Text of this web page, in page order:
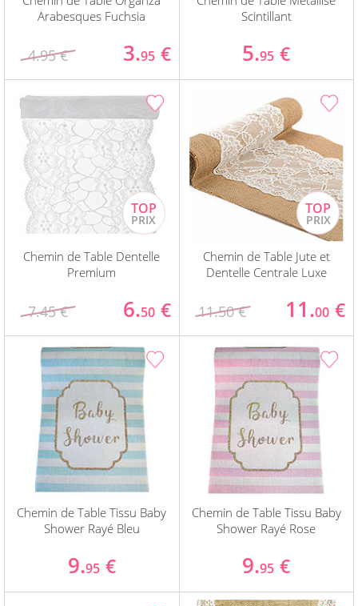
Arabesques Fuchsia
4.95 € 3.95 €
Scintillant
5.95 €
Chemin de Table Dentelle
Premium
7.45 € 6.50 €
Chemin de Table Jute et
Dentelle Centrale Luxe
11.50 € 11.00 €
Chemin de Table Tissu Baby
Shower Rayé Bleu
9.95 €
Chemin de Table Tissu Baby
Shower Rayé Rose
9.95 €